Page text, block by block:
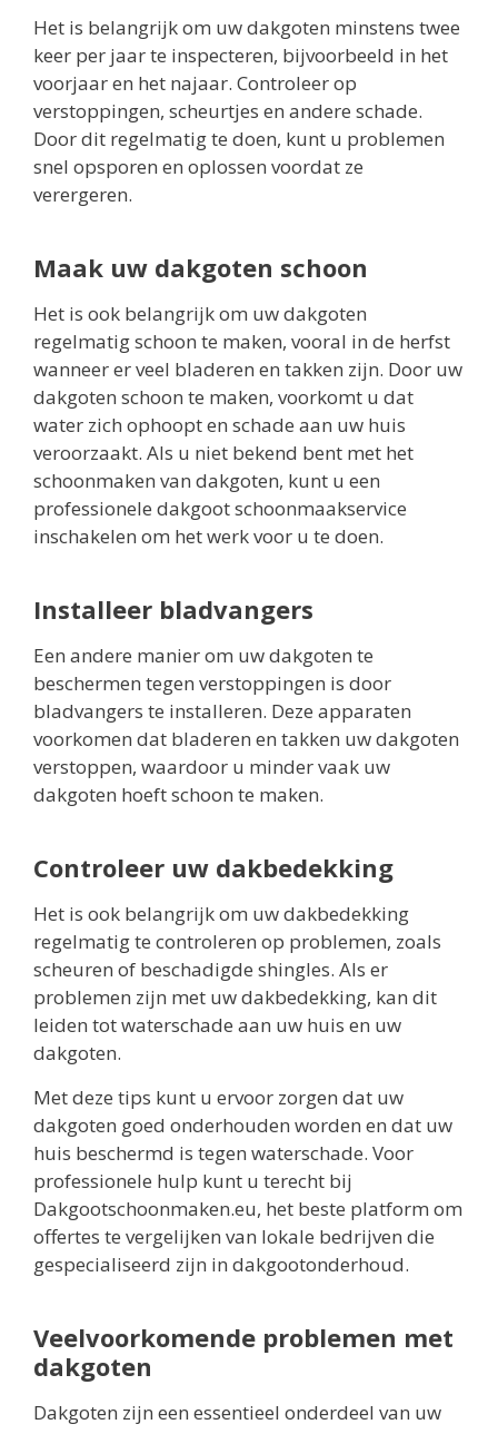
Het is belangrijk om uw dakgoten minstens twee
keer per jaar te inspecteren, bijvoorbeeld in het
voorjaar en het najaar. Controleer op
verstoppingen, scheurtjes en andere schade.
Door dit regelmatig te doen, kunt u problemen
snel opsporen en oplossen voordat ze
verergeren.
Maak uw dakgoten schoon
Het is ook belangrijk om uw dakgoten
regelmatig schoon te maken, vooral in de herfst
wanneer er veel bladeren en takken zijn. Door uw
dakgoten schoon te maken, voorkomt u dat
water zich ophoopt en schade aan uw huis
veroorzaakt. Als u niet bekend bent met het
schoonmaken van dakgoten, kunt u een
professionele dakgoot schoonmaakservice
inschakelen om het werk voor u te doen.
Installeer bladvangers
Een andere manier om uw dakgoten te
beschermen tegen verstoppingen is door
bladvangers te installeren. Deze apparaten
voorkomen dat bladeren en takken uw dakgoten
verstoppen, waardoor u minder vaak uw
dakgoten hoeft schoon te maken.
Controleer uw dakbedekking
Het is ook belangrijk om uw dakbedekking
regelmatig te controleren op problemen, zoals
scheuren of beschadigde shingles. Als er
problemen zijn met uw dakbedekking, kan dit
leiden tot waterschade aan uw huis en uw
dakgoten.
Met deze tips kunt u ervoor zorgen dat uw
dakgoten goed onderhouden worden en dat uw
huis beschermd is tegen waterschade. Voor
professionele hulp kunt u terecht bij
Dakgootschoonmaken.eu, het beste platform om
offertes te vergelijken van lokale bedrijven die
gespecialiseerd zijn in dakgootonderhoud.
Veelvoorkomende problemen met
dakgoten
Dakgoten zijn een essentieel onderdeel van uw